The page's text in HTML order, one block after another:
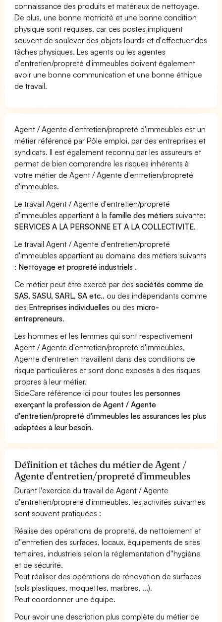
connaissance des produits et matériaux de nettoyage.
De plus, une bonne motricité et une bonne condition
physique sont requises, car ces postes impliquent
souvent de soulever des objets lourds et d'effectuer des
tâches physiques. Les agents ou les agentes
d'entretien/propreté d'immeubles doivent également
avoir une bonne communication et une bonne éthique
de travail.
Agent / Agente d'entretien/propreté d'immeubles est un
métier référencé par Pôle emploi, par des entreprises et
syndicats. Il est également reconnu par les assureurs et
permet de bien comprendre les risques inhérents à
votre métier de Agent / Agente d'entretien/propreté
d'immeubles.
Le travail Agent / Agente d'entretien/propreté
d'immeubles appartient à la famille des métiers suivante:
SERVICES A LA PERSONNE ET A LA COLLECTIVITE.
Le travail Agent / Agente d'entretien/propreté
d'immeubles appartient au domaine des métiers suivants
: Nettoyage et propreté industriels .
Ce métier peut être exercé par dessociétés comme de
SAS, SASU, SARL, SA etc.. ou des indépendants comme
des Entreprises individuelles ou desmicro-
entrepreneurs.
Les hommes et les femmes qui sont respectivement
Agent / Agente d'entretien/propreté d'immeubles,
Agente d'entretien travaillent dans des conditions de
risque particulières et sont donc exposés à des risques
propres à leur métier.
SideCare référence ici pour toutes lespersonnes
exerçant la profession de Agent / Agente
d'entretien/propreté d'immeubles les assurances les plus
adaptées à leur besoin.
Définition et tâches du métier de Agent /
Agente d'entretien/propreté d'immeubles
Durant l'exercice du travail de Agent / Agente
d'entretien/propreté d'immeubles, les activités suivantes
sont souvent pratiquées :
Réalise des opérations de propreté, de nettoiement et
d''entretien des surfaces, locaux, équipements de sites
tertiaires, industriels selon la réglementation d''hygiène
et de sécurité.
Peut réaliser des opérations de rénovation de surfaces
(sols plastiques, moquettes, marbres, ...).
Peut coordonner une équipe.
Pour avoir une description plus complète du métier de